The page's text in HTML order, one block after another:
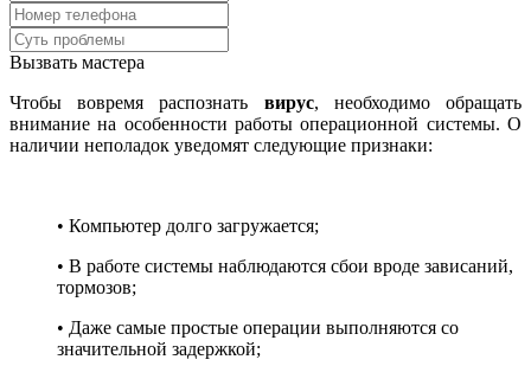
Вызвать мастера
Чтобы вовремя распознать вирус, необходимо обращать
внимание на особенности работы операционной системы. О
наличии неполадок уведомят следующие признаки:
• Компьютер долго загружается;
• В работе системы наблюдаются сбои вроде зависаний,
тормозов;
• Даже самые простые операции выполняются со
значительной задержкой;